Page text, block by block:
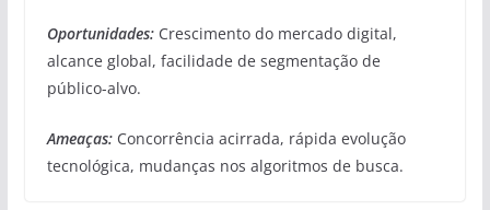
Oportunidades:Crescimento do mercado digital,
alcance global, facilidade de segmentação de
público-alvo.
Ameaças:Concorrência acirrada, rápida evolução
tecnológica, mudanças nos algoritmos de busca.